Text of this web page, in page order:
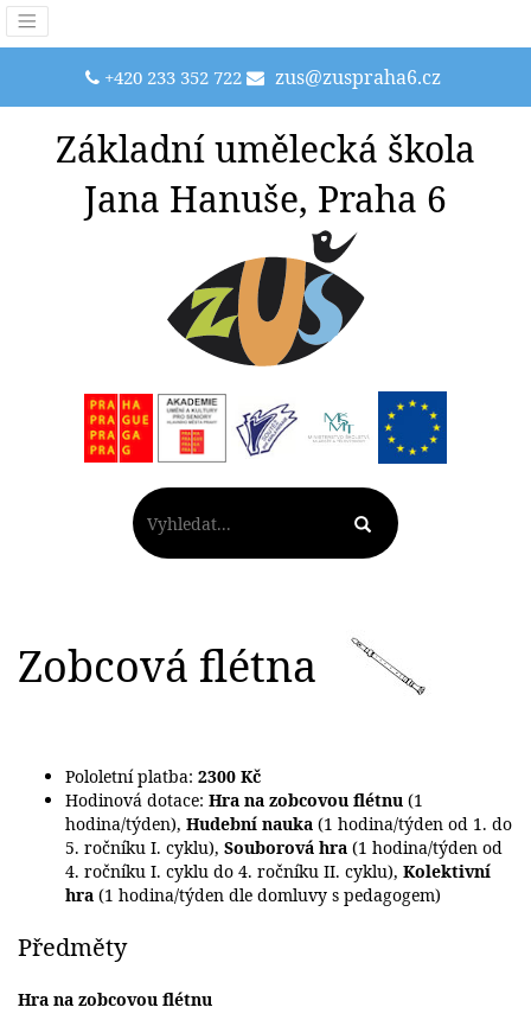
+420 233 352 722 zus@zuspraha6.cz
Základní umělecká škola
Jana Hanuše, Praha 6
Zobcová flétna
Pololetní platba: 2300 Kč
Hodinová dotace: Hra na zobcovou flétnu (1
hodina/týden), Hudební nauka (1 hodina/týden od 1. do
5. ročníku I. cyklu), Souborová hra (1 hodina/týden od
4. ročníku I. cyklu do 4. ročníku II. cyklu), Kolektivní
hra (1 hodina/týden dle domluvy s pedagogem)
Předměty
Hra na zobcovou flétnu